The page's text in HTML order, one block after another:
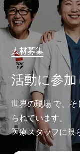
人材募集
活動に参
世界の現場 で、
られています。
医療スタッフに限